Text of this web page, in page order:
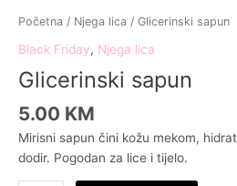
Početna / Njega lica / Glicerinski sapun
Black Friday, Njega lica
Glicerinski sapun
5.00 KM
Mirisni sapun čini kožu mekom,
dodir. Pogodan za lice i tijelo.